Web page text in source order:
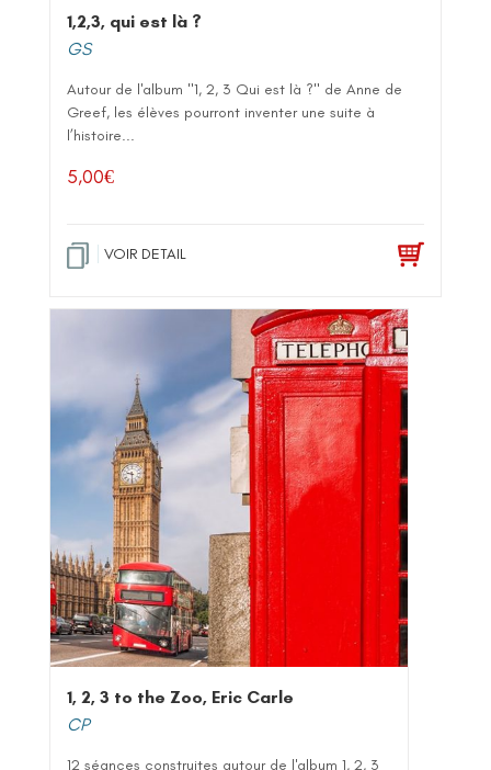
1,2,3, qui est là ?
GS
Autour de l'album "1, 2, 3 Qui est là ?" de Anne de
Greef, les élèves pourront inventer une suite à
l’histoire...
5,00€
VOIR DETAIL
1, 2, 3 to the Zoo, Eric Carle
CP
12 séances construites autour de l'album 1, 2, 3